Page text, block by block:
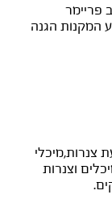
פריימר
המקנות הגנה
צנרות,מיכלי
וצנרות